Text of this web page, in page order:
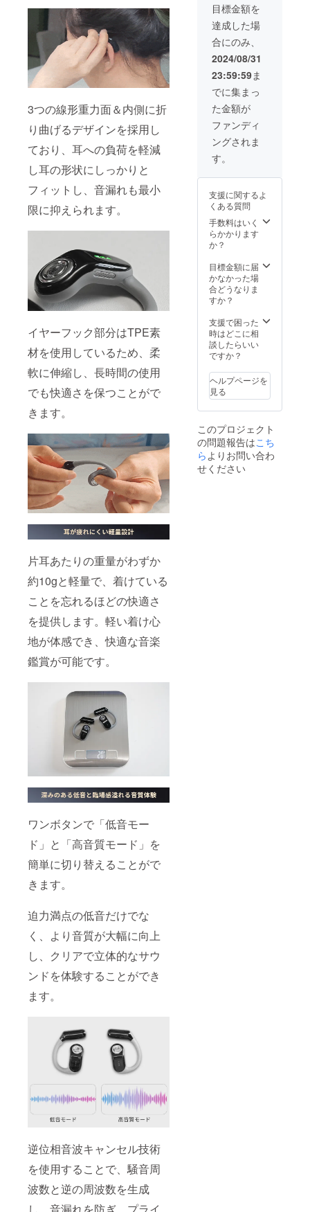
3つの線形重力面＆内側に折
り曲げるデザインを採用し
ており、耳への負荷を軽減
し耳の形状にしっかりと
フィットし、音漏れも最小
限に抑えられます。
イヤーフック部分はTPE素
材を使用しているため、柔
軟に伸縮し、長時間の使用
でも快適さを保つことがで
きます。
片耳あたりの重量がわずか
約10gと軽量で、着けている
ことを忘れるほどの快適さ
を提供します。軽い着け心
地が体感でき、快適な音楽
鑑賞が可能です。
ワンボタンで「低音モー
ド」と「高音質モード」を
簡単に切り替えることがで
きます。
迫力満点の低音だけでな
く、より音質が大幅に向上
し、クリアで立体的なサウ
ンドを体験することができ
ます。
逆位相音波キャンセル技術
を使用することで、騒音周
波数と逆の周波数を生成
ト×3 交
換バッ
テリー
×6 日本
語取扱
説明書
×3
目標金額を
達成した場
合にのみ、
2024/08/31
23:59:59ま
でに集まっ
た金額が
ファンディ
ングされま
す。
支援に関するよ
くある質問
手数料はいく
らかかります
か？
目標金額に届
かなかった場
合どうなりま
すか？
支援で困った
時はどこに相
談したらいい
ですか？
ヘルプページを
見る
このプロジェクト
の問題報告はこち
ら よりお問い合わ
せください